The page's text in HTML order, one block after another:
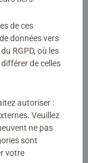
de ces
données vers
RGPD, où les
de celles
autoriser :
Veuillez
ne pas
sont
votre